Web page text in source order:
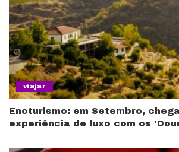
viajar
Enoturismo: em Setembro,
experiência de luxo com os